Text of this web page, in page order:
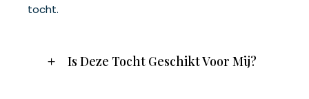
tocht.
Is Deze Tocht Geschikt Voor Mij?